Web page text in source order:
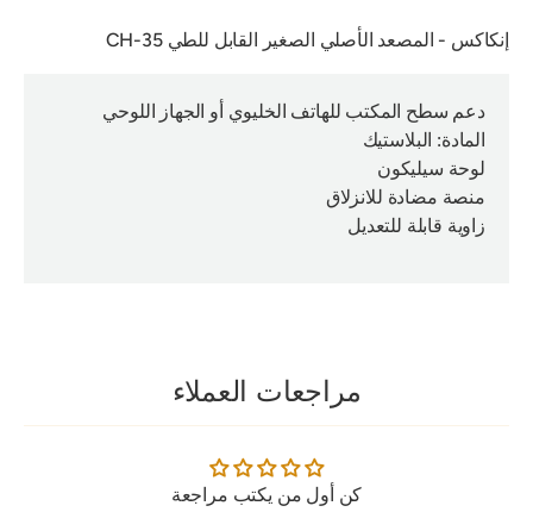
إنكاكس - المصعد الأصلي الصغير القابل للطي CH-35
دعم سطح المكتب للهاتف الخليوي أو الجهاز اللوحي
المادة: البلاستيك
لوحة سيليكون
منصة مضادة للانزلاق
زاوية قابلة للتعديل
مراجعات العملاء
كن أول من يكتب مراجعة